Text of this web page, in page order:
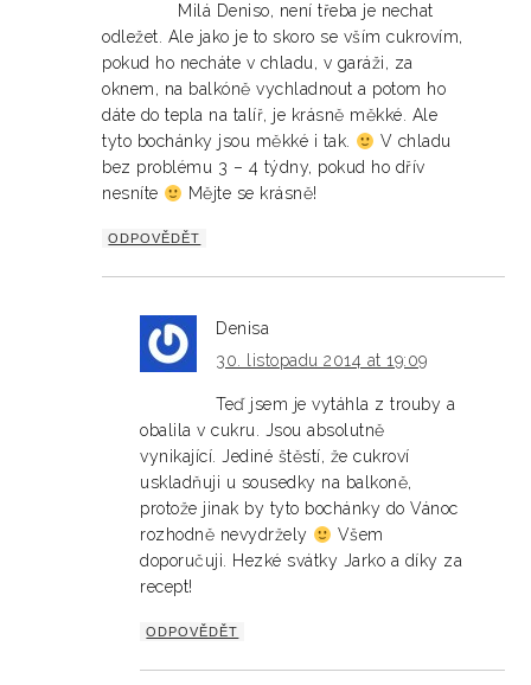
Milá Deniso, není třeba je nechat
odležet. Ale jako je to skoro se vším cukrovím,
pokud ho necháte v chladu, v garáži, za
oknem, na balkóně vychladnout a potom ho
dáte do tepla na talíř, je krásně měkké. Ale
tyto bochánky jsou měkké i tak.
V chladu
bez problému 3 – 4 týdny, pokud ho dřív
nesníte
Mějte se krásně!
ODPOVĚDĚT
Denisa
30. listopadu 2014 at 19:09
Teď jsem je vytáhla z trouby a
obalila v cukru. Jsou absolutně
vynikající. Jediné štěstí, že cukroví
uskladňuji u sousedky na balkoně,
protože jinak by tyto bochánky do Vánoc
rozhodně nevydržely
Všem
doporučuji. Hezké svátky Jarko a díky za
recept!
ODPOVĚDĚT